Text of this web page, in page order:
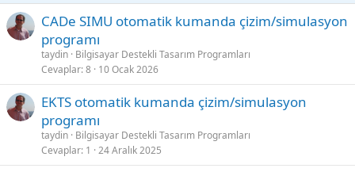
s
:
CADe SIMU otomatik kumanda çizim/simulasyon
programı
taydin Bilgisayar Destekli Tasarım Programları
Cevaplar 8 10 Ocak 2026
EKTS otomatik kumanda çizim/simulasyon
programı
taydin Bilgisayar Destekli Tasarım Programları
Cevaplar 1 24 Aralık 2025